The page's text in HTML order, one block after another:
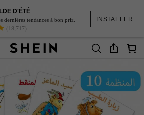
INSTALLER
D'ÉTÉ
dernières tendances à bon prix.
(18,717)